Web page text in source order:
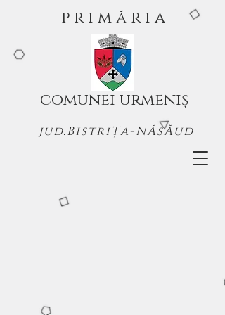
comunei urmeniș
p r i m ă r i a
jud.BistriȚa-NĂsĂud